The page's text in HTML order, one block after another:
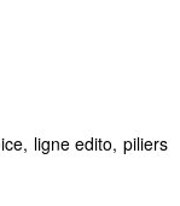
ligne edito, piliers